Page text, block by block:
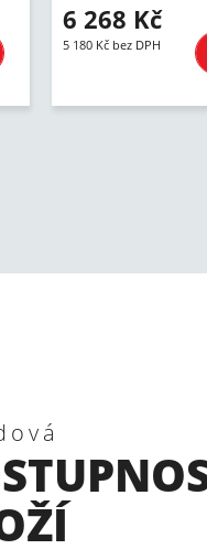
6 268 Kč
5 180 Kč bez DPH